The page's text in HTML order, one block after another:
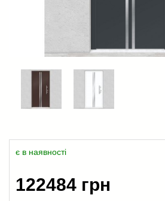
є в наявності
122484 грн